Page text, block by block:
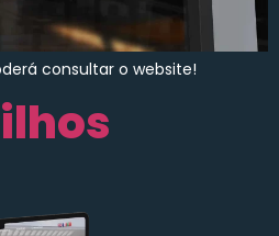
consultar o website!